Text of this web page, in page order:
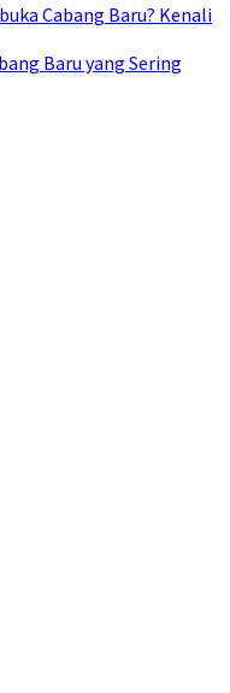
Cabang Baru? Kenali
Baru yang Sering